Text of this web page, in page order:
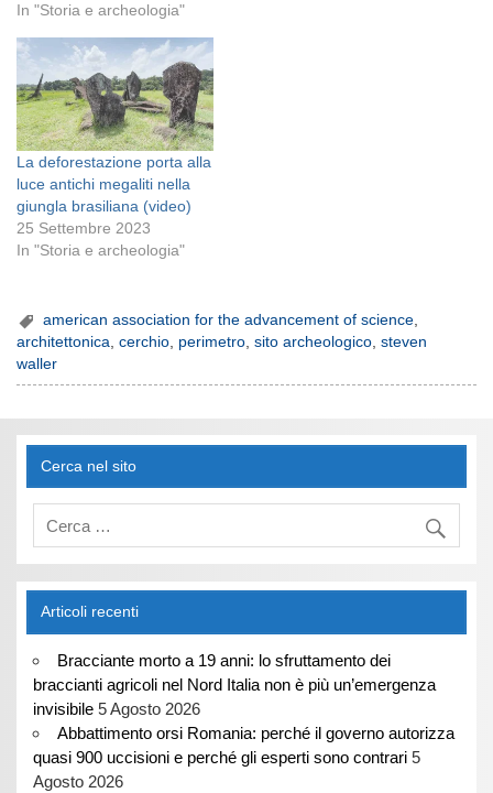
In "Storia e archeologia"
La deforestazione porta alla
luce antichi megaliti nella
giungla brasiliana (video)
25 Settembre 2023
In "Storia e archeologia"
american association for the advancement of science
architettonica,cerchio, perimetro,sito archeologico,steven
waller
Cerca nel sito
Articoli recenti
Bracciante morto a 19 anni: lo sfruttamento dei
braccianti agricoli nel Nord Italia non è più un’emergenza
invisibile 5 Agosto 2026
Abbattimento orsi Romania: perché il governo autorizza
quasi 900 uccisioni e perché gli esperti sono contrari 5
Agosto 2026